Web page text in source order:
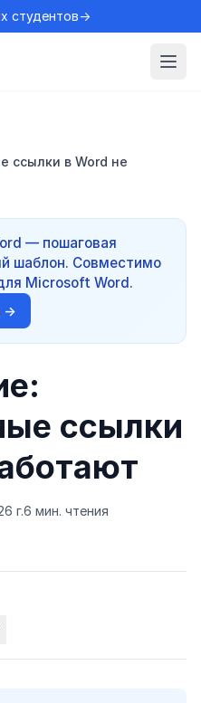
студентов→
ссылки в Word не
— пошаговая
шаблон. Совместимо
Microsoft Word.
→
ссылки
г.6 мин. чтения